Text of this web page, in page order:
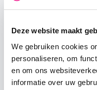
Deze website maakt
We gebruiken cookies
personaliseren, om
en om ons
informatie over uw
Met bandenletters
jouw motorfiets. De
en makkelijk aan te
voorgesneden
gelaserd uit rubber